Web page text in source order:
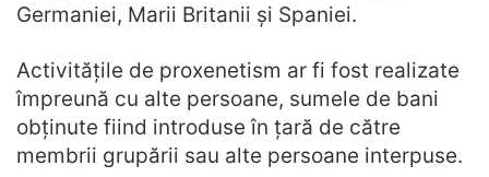
Germaniei, Marii Britanii și Spaniei.
Activitățile de proxenetism ar fi fost realizate
împreună cu alte persoane, sumele de bani
obținute fiind introduse în țară de către
membrii grupării sau alte persoane interpuse.